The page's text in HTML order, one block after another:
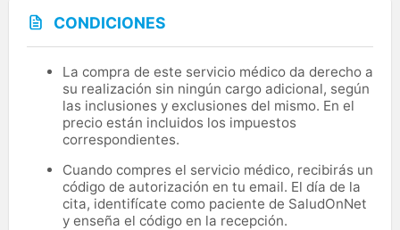
CONDICIONES
La compra de este servicio médico da derecho a
su realización sin ningún cargo adicional, según
las inclusiones y exclusiones del mismo. En el
precio están incluidos los impuestos
correspondientes.
Cuando compres el servicio médico, recibirás un
código de autorización en tu email. El día de la
cita, identifícate como paciente de SaludOnNet
y enseña el código en la recepción.